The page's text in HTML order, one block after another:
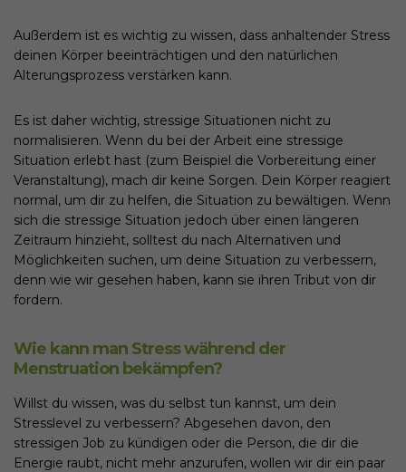
Außerdem ist es wichtig zu wissen, dass anhaltender Stress
deinen Körper beeinträchtigen und den natürlichen
Alterungsprozess verstärken kann.
Es ist daher wichtig, stressige Situationen nicht zu
normalisieren. Wenn du bei der Arbeit eine stressige
Situation erlebt hast (zum Beispiel die Vorbereitung einer
Veranstaltung), mach dir keine Sorgen. Dein Körper reagiert
normal, um dir zu helfen, die Situation zu bewältigen. Wenn
sich die stressige Situation jedoch über einen längeren
Zeitraum hinzieht, solltest du nach Alternativen und
Möglichkeiten suchen, um deine Situation zu verbessern,
denn wie wir gesehen haben, kann sie ihren Tribut von dir
fordern.
Wie kann man Stress während der
Menstruation bekämpfen?
Willst du wissen, was du selbst tun kannst, um dein
Stresslevel zu verbessern? Abgesehen davon, den
stressigen Job zu kündigen oder die Person, die dir die
Energie raubt, nicht mehr anzurufen, wollen wir dir ein paar